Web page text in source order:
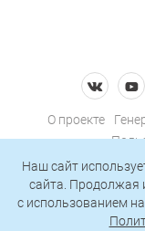
О проекте
Наш сайт
сайта. Продолжая
c использованием